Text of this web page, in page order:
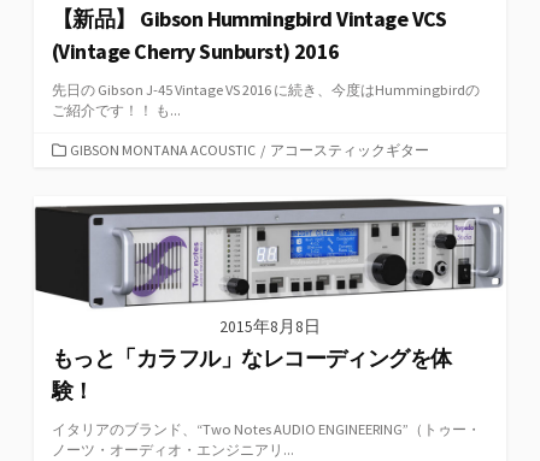
【新品】 Gibson Hummingbird Vintage VCS
(Vintage Cherry Sunburst) 2016
先日の Gibson J-45 Vintage VS 2016 に続き、今度はHummingbirdの
ご紹介です！！ も...
カ
リ
GIBSON MONTANA ACOUSTIC / アコースティックギター
2015年8月8日
もっと「カラフル」なレコーディングを体
験！
イタリアのブランド、“Two Notes AUDIO ENGINEERING”（トゥー・
ノーツ・オーディオ・エンジニアリ...